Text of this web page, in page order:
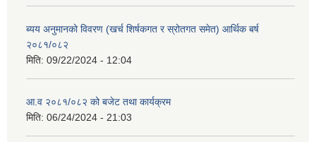
ब्यय अनुमानको विवरण (खर्च शिर्षकगत र स्रोतगत समेत) आर्थिक बर्ष
२०८१/०८२
मिति: 09/22/2024 - 12:04
आ.व २०८१/०८२ को बजेट तथा कार्यक्रम
मिति: 06/24/2024 - 21:03